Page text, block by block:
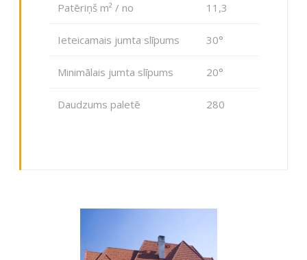
Patēriņš m² / no 11,3
Ieteicamais jumta slīpums 30°
Minimālais jumta slīpums 20°
Daudzums paletē 280